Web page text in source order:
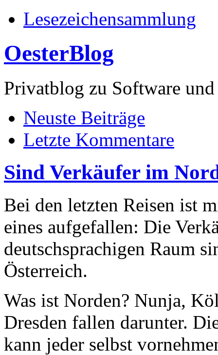
Lesezeichensammlung
OesterBlog
Privatblog zu Software
Neuste Beiträge
Letzte Kommentare
Sind Verkäufer im
Bei den letzten Reisen ist
eines aufgefallen: Die
deutschsprachigen Raum
Österreich.
Was ist Norden? Nunja,
Dresden fallen darunter.
kann jeder selbst